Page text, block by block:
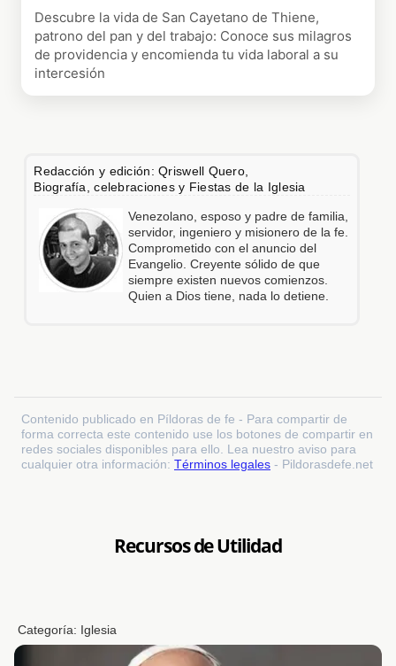
Descubre la vida de San Cayetano de Thiene,
patrono del pan y del trabajo: Conoce sus milagros
de providencia y encomienda tu vida laboral a su
intercesión
Redacción y edición: Qriswell Quero,
Biografía, celebraciones y Fiestas de la Iglesia
Venezolano, esposo y padre de familia,
servidor, ingeniero y misionero de la fe.
Comprometido con el anuncio del
Evangelio. Creyente sólido de que
siempre existen nuevos comienzos.
Quien a Dios tiene, nada lo detiene.
Contenido publicado en Píldoras de fe - Para compartir de
forma correcta este contenido use los botones de compartir en
redes sociales disponibles para ello. Lea nuestro aviso para
cualquier otra información: Términos legales - Pildorasdefe.net
Recursos de Utilidad
Categoría: Iglesia